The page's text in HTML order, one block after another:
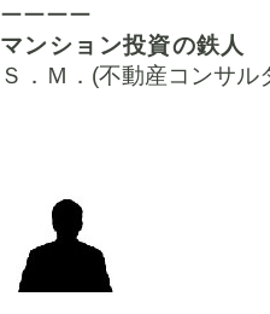
ーーーー
マンション投資の鉄人
Ｓ．Ｍ．(不動産コンサル